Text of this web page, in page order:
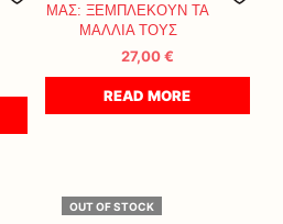
ΜΑΣ: ΞΕΜΠΛΕΚΟΥΝ ΤΑ
ΜΑΛΛΙΑ ΤΟΥΣ
27,00€
READ MORE
OUT OF STOCK